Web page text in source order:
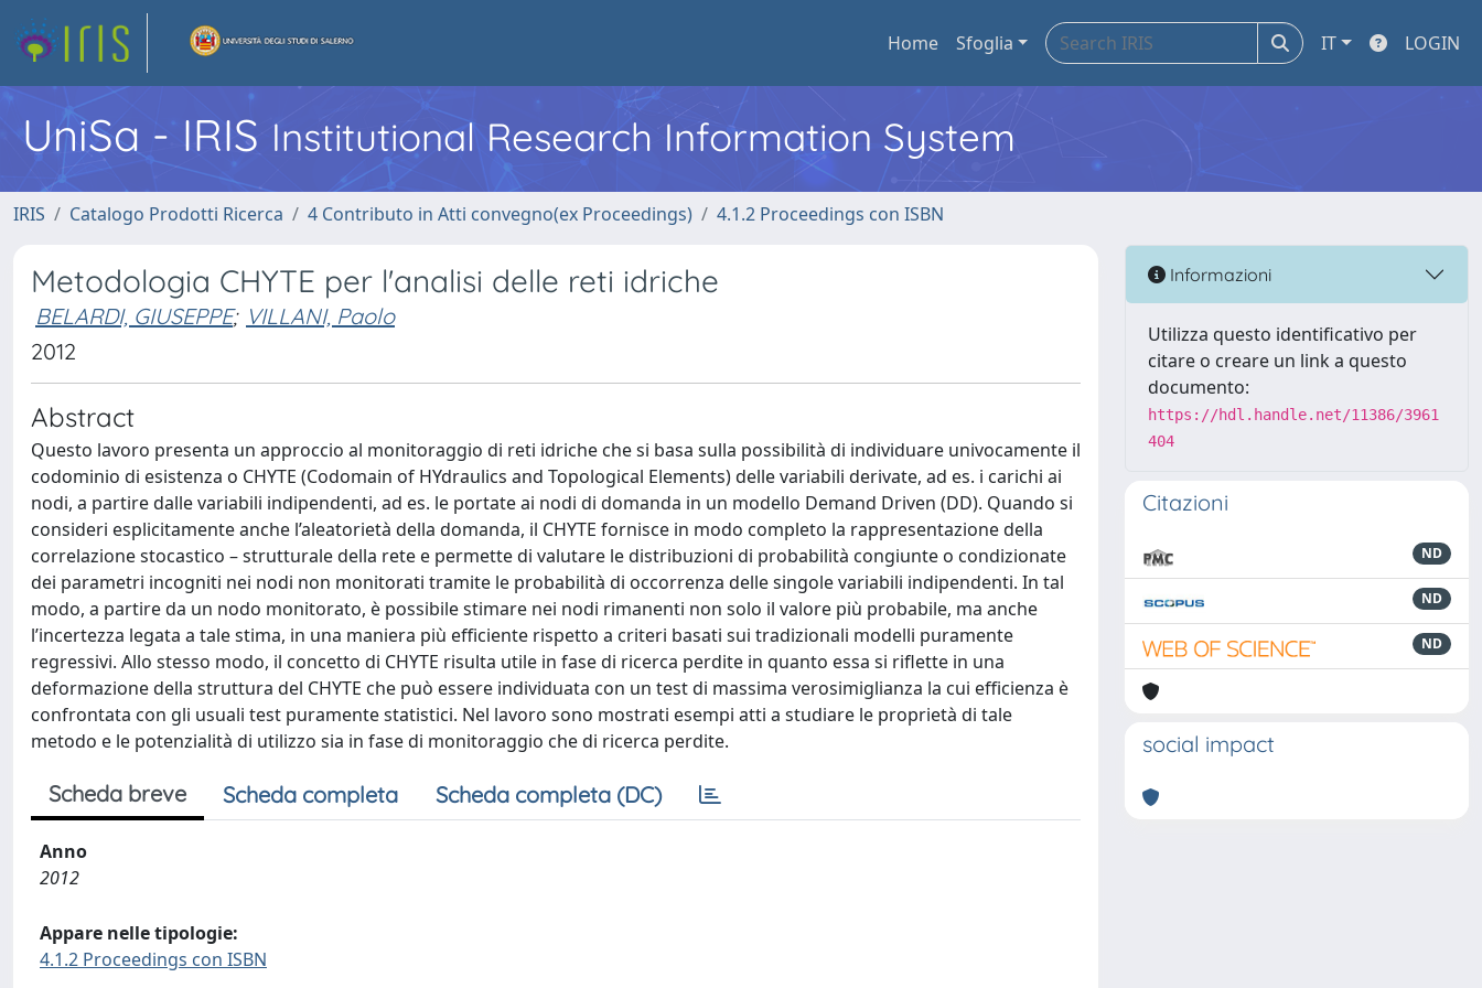
Home Sfoglia IT LOGIN
UniSa - IRIS Institutional Research Information System
IRIS Catalogo Prodotti Ricerca 4 Contributo in Atti convegno(ex Proceedings) 4.1.2 Proceedings con ISBN
Metodologia CHYTE per l'analisi delle reti idriche
BELARDI, GIUSEPPE; VILLANI, Paolo
2012
Abstract
Questo lavoro presenta un approccio al monitoraggio di reti idriche che si basa sulla possibilità di individuare univocamente il
codominio di esistenza o CHYTE (Codomain of HYdraulics and Topological Elements) delle variabili derivate, ad es. i carichi ai
nodi, a partire dalle variabili indipendenti, ad es. le portate ai nodi di domanda in un modello Demand Driven (DD). Quando si
consideri esplicitamente anche l’aleatorietà della domanda, il CHYTE fornisce in modo completo la rappresentazione della
correlazione stocastico – strutturale della rete e permette di valutare le distribuzioni di probabilità congiunte o condizionate
dei parametri incogniti nei nodi non monitorati tramite le probabilità di occorrenza delle singole variabili indipendenti. In tal
modo, a partire da un nodo monitorato, è possibile stimare nei nodi rimanenti non solo il valore più probabile, ma anche
l’incertezza legata a tale stima, in una maniera più efficiente rispetto a criteri basati sui tradizionali modelli puramente
regressivi. Allo stesso modo, il concetto di CHYTE risulta utile in fase di ricerca perdite in quanto essa si riflette in una
deformazione della struttura del CHYTE che può essere individuata con un test di massima verosimiglianza la cui efficienza è
confrontata con gli usuali test puramente statistici. Nel lavoro sono mostrati esempi atti a studiare le proprietà di tale
metodo e le potenzialità di utilizzo sia in fase di monitoraggio che di ricerca perdite.
Scheda breve Scheda completa Scheda completa (DC)
Anno
2012
Appare nelle tipologie:
4.1.2 Proceedings con ISBN
Informazioni
Utilizza questo identificativo per
citare o creare un link a questo
documento:
https://hdl.handle.net/11386/3961
404
Citazioni
ND
ND
ND
social impact